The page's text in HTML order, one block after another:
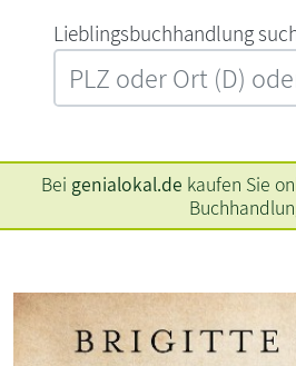
L‍i‍e‍b‍l‍i‍n‍g‍s‍b‍u‍c‍h‍h‍a‍n‍d‍l‍u‍n‍g‍
Bei genialokal.de kaufen Sie